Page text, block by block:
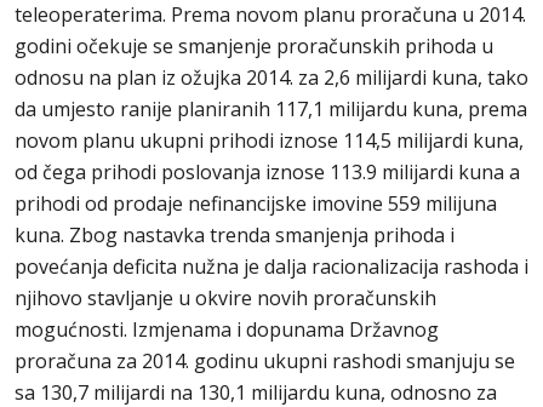
teleoperaterima. Prema novom planu proračuna u 2014.
godini očekuje se smanjenje proračunskih prihoda u
odnosu na plan iz ožujka 2014. za 2,6 milijardi kuna, tako
da umjesto ranije planiranih 117,1 milijardu kuna, prema
novom planu ukupni prihodi iznose 114,5 milijardi kuna,
od čega prihodi poslovanja iznose 113.9 milijardi kuna a
prihodi od prodaje nefinancijske imovine 559 milijuna
kuna. Zbog nastavka trenda smanjenja prihoda i
povećanja deficita nužna je dalja racionalizacija rashoda i
njihovo stavljanje u okvire novih proračunskih
mogućnosti. Izmjenama i dopunama Državnog
proračuna za 2014. godinu ukupni rashodi smanjuju se
sa 130,7 milijardi na 130,1 milijardu kuna, odnosno za